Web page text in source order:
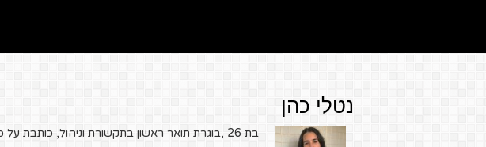
נטלי כהן
בת 26 ,בוגרת תואר ראשון בתקשורת וניהול, כותבת על כדורגל.